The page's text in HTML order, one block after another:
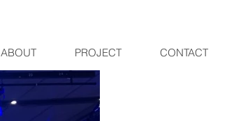
ABOUT PROJECT CONTACT